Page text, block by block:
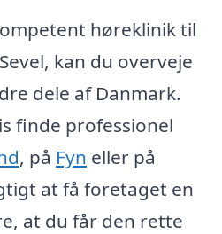
høreklinik til
kan du overveje
dele af Danmark.
finde professionel
, på Fyn eller på
at få foretaget en
at du får den rette